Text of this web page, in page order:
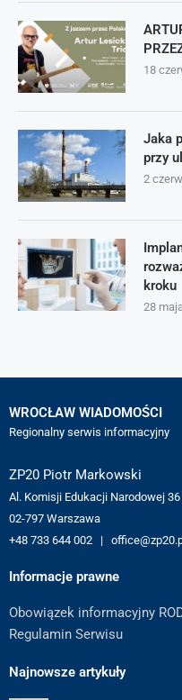
18
Jaka
przy
2
kroku
28
WROCŁAW WIADOMOŚCI
Regionalny serwis informacyjny
ZP20 Piotr Markowski
Al. Komisji Edukacji Narodowej
02-797 Warszawa
+48 733 644 002 |
Informacje prawne
Obowiązek informacyjny
Regulamin Serwisu
Najnowsze artykuły